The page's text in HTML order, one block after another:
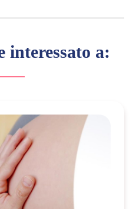
interessato a: